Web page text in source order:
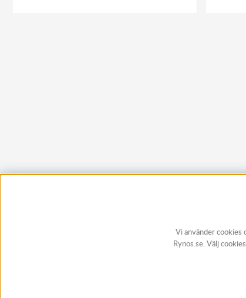
Vi använder cookies
Rynos.se. Välj